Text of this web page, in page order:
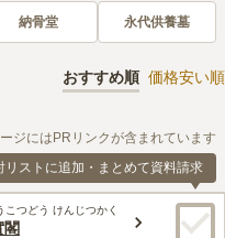
納骨堂 永代供養墓
おすすめ順 価格安い順
ジにはPRリンクが含まれています
リストに追加・まとめて資料請求
つどう けんじつかく
閣